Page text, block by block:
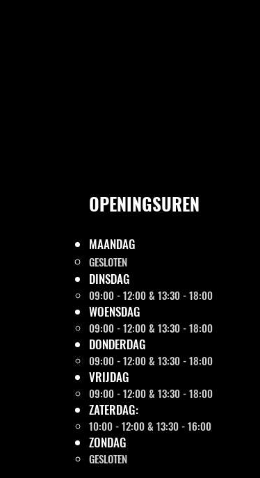
OPENINGSUREN
MAANDAG
GESLOTEN
DINSDAG
09:00 - 12:00 & 13:30 - 18:00
WOENSDAG
09:00 - 12:00 & 13:30 - 18:00
DONDERDAG
09:00 - 12:00 & 13:30 - 18:00
VRIJDAG
09:00 - 12:00 & 13:30 - 18:00
ZATERDAG:
10:00 - 12:00 & 13:30 - 16:00
ZONDAG
GESLOTEN